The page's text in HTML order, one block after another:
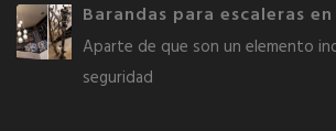
Barandas para escaleras
Aparte de que son un elemento
seguridad